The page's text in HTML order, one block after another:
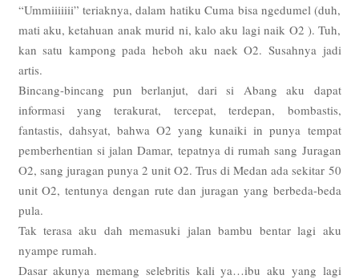
“Ummiiiiiii” teriaknya, dalam hatiku Cuma bisa ngedumel (duh,
mati aku, ketahuan anak murid ni, kalo aku lagi naik O2 ). Tuh,
kan satu kampong pada heboh aku naek O2. Susahnya jadi
artis.
Bincang-bincang pun berlanjut, dari si Abang aku dapat
informasi yang terakurat, tercepat, terdepan, bombastis,
fantastis, dahsyat, bahwa O2 yang kunaiki in punya tempat
pemberhentian si jalan Damar, tepatnya di rumah sang Juragan
O2, sang juragan punya 2 unit O2. Trus di Medan ada sekitar 50
unit O2, tentunya dengan rute dan juragan yang berbeda-beda
pula.
Tak terasa aku dah memasuki jalan bambu bentar lagi aku
nyampe rumah.
Dasar akunya memang selebritis kali ya…ibu aku yang lagi